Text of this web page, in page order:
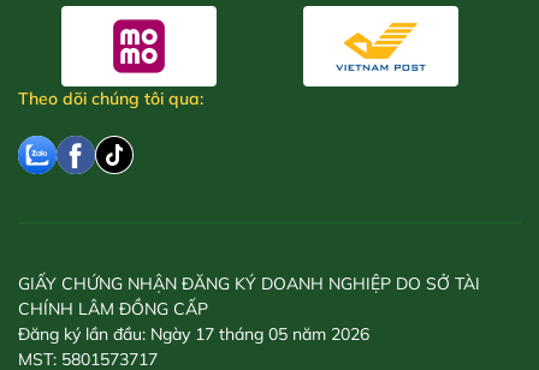
Theo dõi chúng tôi qua:
GIẤY CHỨNG NHẬN ĐĂNG KÝ DOANH NGHIỆP DO SỞ TÀI
CHÍNH LÂM ĐỒNG CẤP
Đăng ký lần đầu: Ngày 17 tháng 05 năm 2026
MST: 5801573717